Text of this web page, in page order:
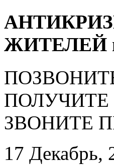
ЖИТЕЛЕЙ
ЗВОНИТЕ
17 Декабрь,